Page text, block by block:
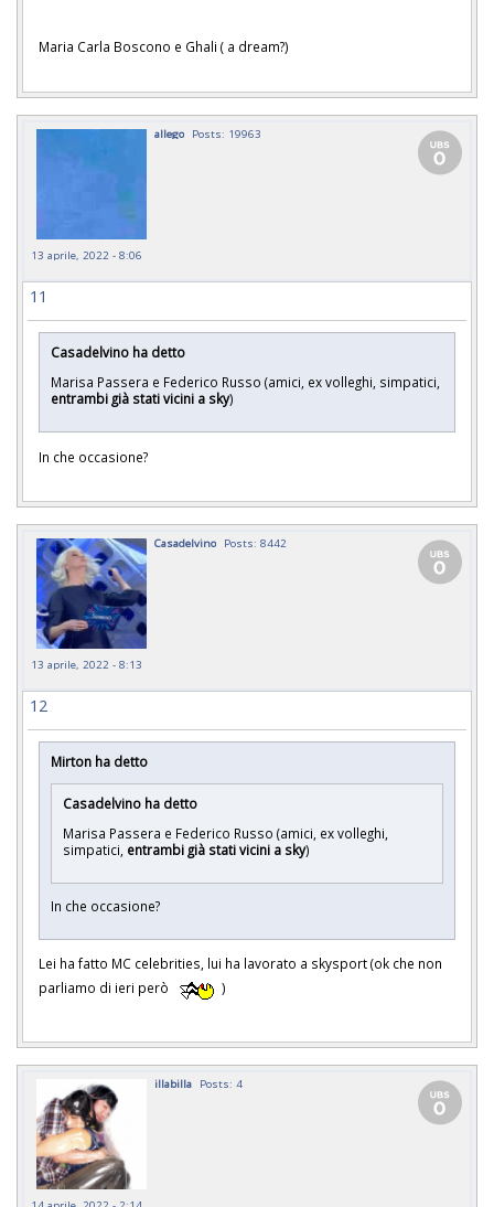
Maria Carla Boscono e Ghali ( a dream?)
allego Posts: 19963
13 aprile, 2022 - 8:06
11
Casadelvino ha detto
Marisa Passera e Federico Russo (amici, ex volleghi, simpatici,
entrambi già stati vicini a sky)
In che occasione?
Casadelvino Posts: 8442
13 aprile, 2022 - 8:13
12
Mirton ha detto
Casadelvino ha detto
Marisa Passera e Federico Russo (amici, ex volleghi,
simpatici, entrambi già stati vicini a sky)
In che occasione?
Lei ha fatto MC celebrities, lui ha lavorato a skysport (ok che non
parliamo di ieri però
)
illabilla Posts: 4